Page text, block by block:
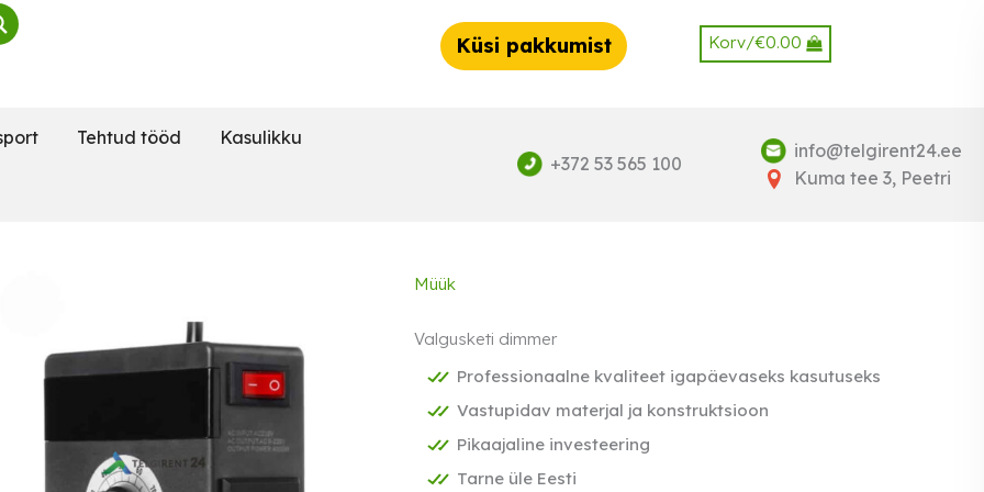
Korv/€0.00
Küsi pakkumist
Tehtud tööd Kasulikku
+372 53 565 100
info@telgirent24.ee
Kuma tee 3, Peetri
Müük
Valgusketi dimmer
Professionaalne kvaliteet igapäevaseks kasutuseks
Vastupidav materjal ja konstruktsioon
Pikaajaline investeering
Tarne üle Eesti